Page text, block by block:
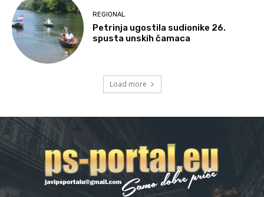
REGIONAL
Petrinja ugostila sudionike 26.
spusta unskih čamaca
Load more